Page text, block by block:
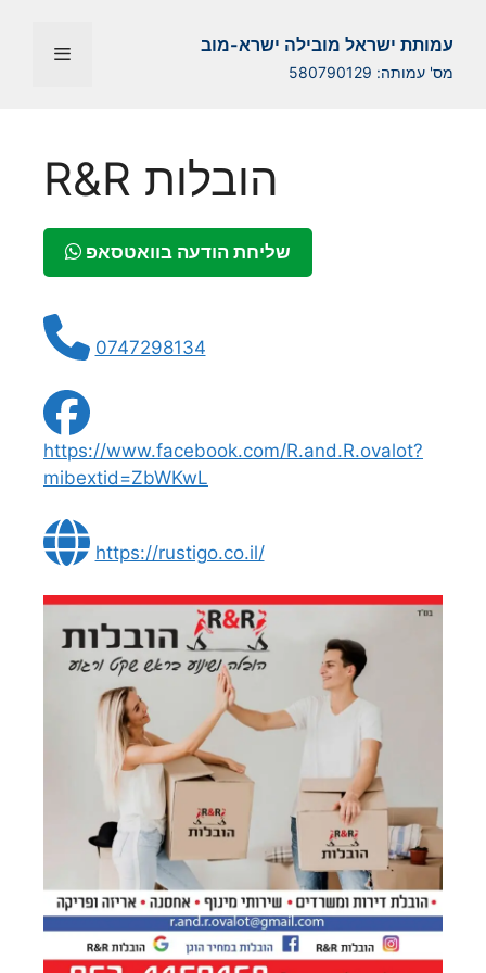
содержимому
עמותת ישראל מובילה ישרא-מוב
מס' עמותה: 580790129
Меню
R&R הובלות
שליחת הודעה בוואטסאפ
0747298134
https://www.facebook.com/R.and.R.ovalot?
mibextid=ZbWKwL
https://rustigo.co.il/